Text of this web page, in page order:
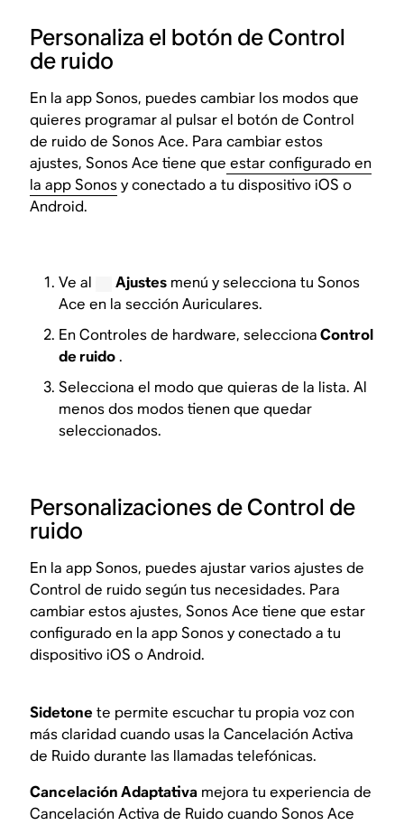
Personaliza el botón de Control
de ruido
En la app Sonos, puedes cambiar los modos que
quieres programar al pulsar el botón de Control
de ruido de Sonos Ace. Para cambiar estos
ajustes, Sonos Ace tiene que estar configurado en
la app Sonosy conectado a tu dispositivo iOS o
Android.
Ve al Ajustesmenú y selecciona tu Sonos
Ace en la sección Auriculares.
En Controles de hardware, seleccionaControl
de ruido.
Selecciona el modo que quieras de la lista. Al
menos dos modos tienen que quedar
seleccionados.
Personalizaciones de Control de
ruido
En la app Sonos, puedes ajustar varios ajustes de
Control de ruido según tus necesidades. Para
cambiar estos ajustes, Sonos Ace tiene que estar
configurado en la app Sonos y conectado a tu
dispositivo iOS o Android.
Sidetone te permite escuchar tu propia voz con
más claridad cuando usas la Cancelación Activa
de Ruido durante las llamadas telefónicas.
Cancelación Adaptativa mejora tu experiencia de
Cancelación Activa de Ruido cuando Sonos Ace